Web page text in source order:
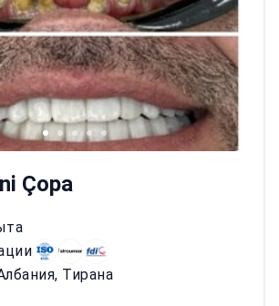
Известен спокойным,
ориентированным на
Обеспечивает
и комфортное лечение
профессиональном уровне.
Çopa
Тирана